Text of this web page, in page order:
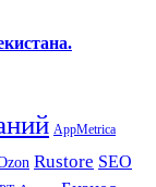
AppMetrica
Rustore SEO